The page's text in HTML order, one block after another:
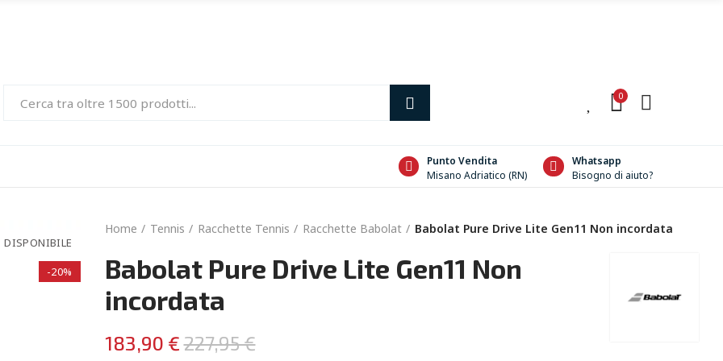
0
Punto Vendita
Misano Adriatico (RN)
Whatsapp
Bisogno di aiuto?
DISPONIBILE
-20%
Home Tennis Racchette Tennis Racchette Babolat Babolat Pure Drive Lite Gen11 Non incordata
Babolat Pure Drive Lite Gen11 Non
incordata
183,90 €227,95 €